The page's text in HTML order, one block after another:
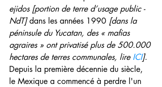
ejidos [portion de terre d’usage public -
NdT] dans les années 1990 [dans la
péninsule du Yucatan, des « mafias
agraires » ont privatisé plus de 500.000
hectares de terres communales, lire ICI].
Depuis la première décennie du siècle,
le Mexique a commencé à perdre l'un